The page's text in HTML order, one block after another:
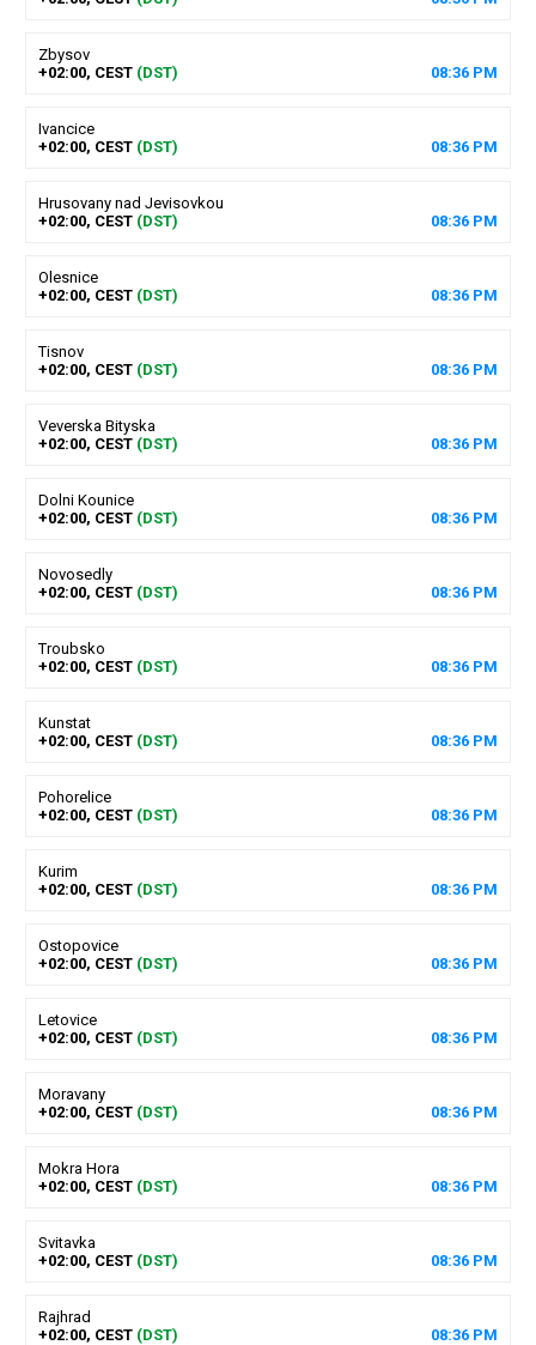
Zbysov
+02:00, CEST (DST) 08:36 PM
Ivancice
+02:00, CEST (DST) 08:36 PM
Hrusovany nad Jevisovkou
+02:00, CEST (DST) 08:36 PM
Olesnice
+02:00, CEST (DST) 08:36 PM
Tisnov
+02:00, CEST (DST) 08:36 PM
Veverska Bityska
+02:00, CEST (DST) 08:36 PM
Dolni Kounice
+02:00, CEST (DST) 08:36 PM
Novosedly
+02:00, CEST (DST) 08:36 PM
Troubsko
+02:00, CEST (DST) 08:36 PM
Kunstat
+02:00, CEST (DST) 08:36 PM
Pohorelice
+02:00, CEST (DST) 08:36 PM
Kurim
+02:00, CEST (DST) 08:36 PM
Ostopovice
+02:00, CEST (DST) 08:36 PM
Letovice
+02:00, CEST (DST) 08:36 PM
Moravany
+02:00, CEST (DST) 08:36 PM
Mokra Hora
+02:00, CEST (DST) 08:36 PM
Svitavka
+02:00, CEST (DST) 08:36 PM
Rajhrad
+02:00, CEST (DST) 08:36 PM